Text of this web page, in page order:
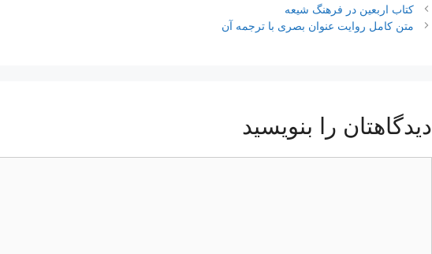
ناوبری
نوشته‌ها
کتاب اربعین در فرهنگ شیعه
متن کامل روایت عنوان بصری با ترجمه آن
دیدگاهتان را بنویسید